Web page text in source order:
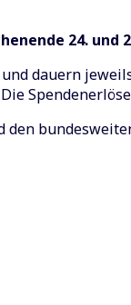
24. und
dauern